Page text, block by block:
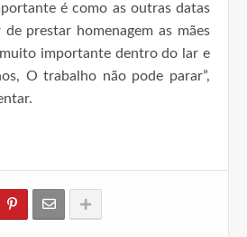
é como as outras datas
prestar homenagem as mães
importante dentro do lar e
O trabalho não pode parar”,